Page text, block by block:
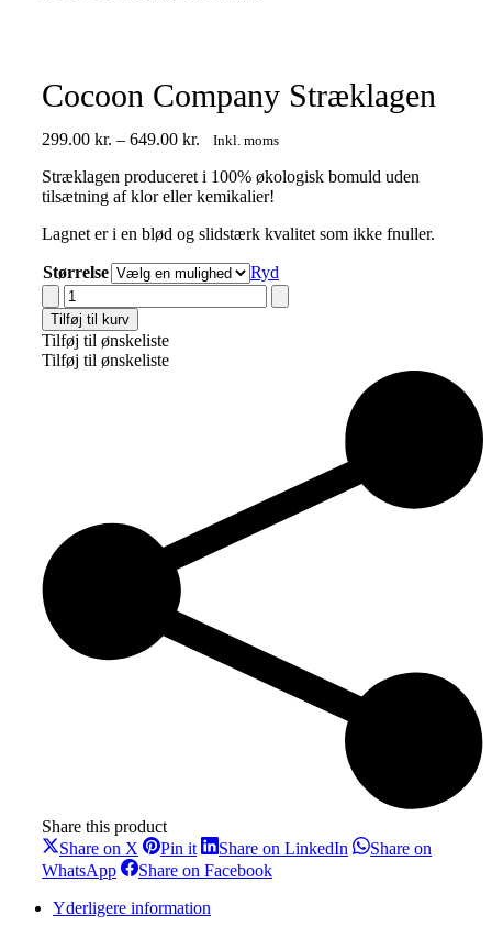
Cocoon Company Stræklagen
299.00 kr. – 649.00 kr. Prisinterval:
til
649.00 kr.
Inkl. moms
Stræklagen produceret i 100% økologisk bomuld uden
tilsætning af klor eller kemikalier!
Lagnet er i en blød og slidstærk kvalitet som ikke fnuller.
Størrelse
Ryd
Cocoon
Company
Stræklagen
antal
Tilføj til kurv
Tilføj til ønskeliste
Tilføj til ønskeliste
Share this product
Share on X Share
on
X
Pin itShare
on
Pinterest
Share on LinkedIn ShareShare on
WhatsAppShare
WhatsApp
Share on FacebookShare
Yderligere information